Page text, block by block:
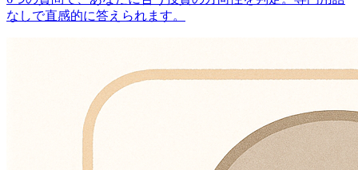
なしで直感的に答えられます。